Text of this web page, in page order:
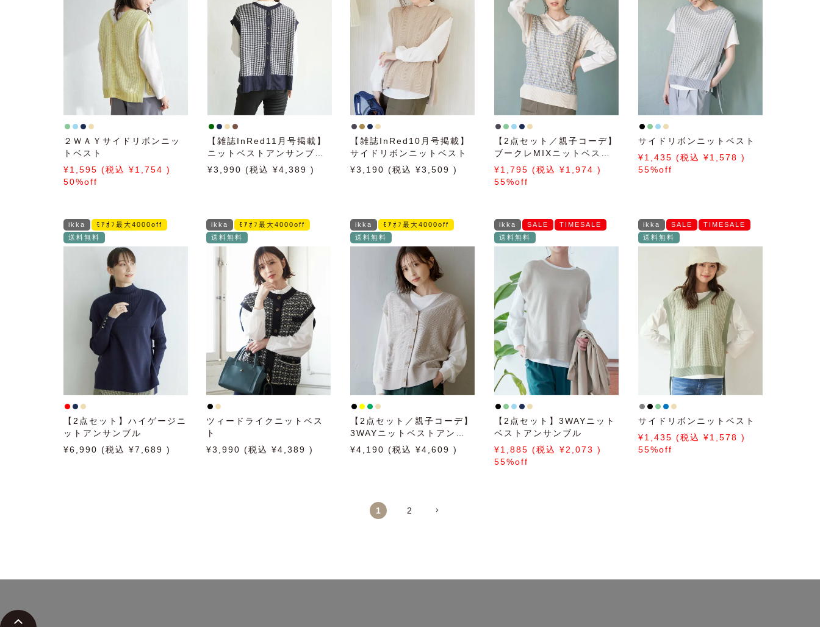
２ＷＡＹサイドリボンニッ
トベスト
1,595
1,754
50%off
【雑誌InRed11月号掲載】
ニットベストアンサンブル
【親子コーデ】
3,990 4,389
【雑誌InRed10月号掲載】
サイドリボンニットベスト
3,190
3,509
【2点セット／親子コーデ】
ブークレMIXニットベスト
アンサンブル
1,795
1,974
55%off
サイドリボンニットベスト
1,435
1,578
55%off
ikka
ﾓｱｵﾌ最大4000off
送料無料
【2点セット】ハイゲージニ
ットアンサンブル
6,990
7,689
ikka
ﾓｱｵﾌ最大4000off
送料無料
ツィードライクニットベス
ト
3,990
4,389
ikka
ﾓｱｵﾌ最大4000off
送料無料
【2点セット／親子コーデ】
3WAYニットベストアンサ
ンブル
4,190 4,609
ikka SALE
TIMESALE
送料無料
【2点セット】3WAYニット
ベストアンサンブル
1,885
2,073
55%off
ikka SALE
TIMESALE
送料無料
サイドリボンニットベスト
1,435
1,578
55%off
1 2